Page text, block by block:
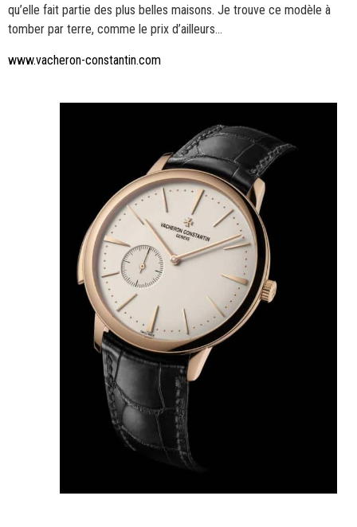
qu’elle fait partie des plus belles maisons. Je trouve ce modèle à
tomber par terre, comme le prix d’ailleurs…
www.vacheron-constantin.com